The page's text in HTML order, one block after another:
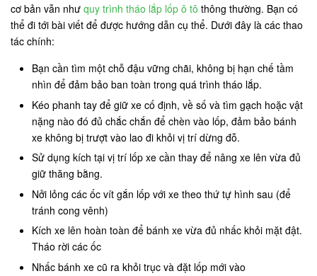
cơ bản vẫn như quy trình tháo lắp lốp ô tô thông thường. Bạn có
thể đi tới bài viết để được hướng dẫn cụ thể. Dưới đây là các thao
tác chính:
Bạn cần tìm một chỗ đậu vững chãi, không bị hạn chế tầm
nhìn để đảm bảo ban toàn trong quá trình tháo lắp.
Kéo phanh tay để giữ xe cố định, về số và tìm gạch hoặc vật
nặng nào đó đủ chắc chắn để chèn vào lốp, đảm bảo bánh
xe không bị trượt vào lao đi khỏi vị trí dừng đỗ.
Sử dụng kích tại vị trí lốp xe cần thay để nâng xe lên vừa đủ
giữ thăng bằng.
Nởi lỏng các ốc vít gắn lốp với xe theo thứ tự hình sau (để
tránh cong vênh)
Kích xe lên hoàn toàn để bánh xe vừa đủ nhấc khỏi mặt đật.
Tháo rời các ốc
Nhấc bánh xe cũ ra khỏi trục và đặt lốp mới vào